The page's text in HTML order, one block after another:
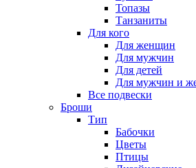
Топазы
Танзаниты
Для кого
Для женщин
Для мужчин
Для детей
Для мужчин и
Все подвески
Броши
Тип
Бабочки
Цветы
Птицы